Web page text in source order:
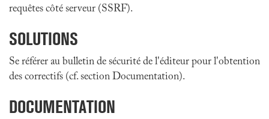
requêtes côté serveur (SSRF).
SOLUTIONS
Se référer au bulletin de sécurité de l'éditeur pour l'obtention
des correctifs (cf. section Documentation).
DOCUMENTATION